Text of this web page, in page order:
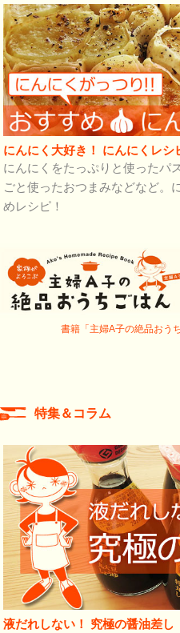
にんにく大好き！ にんにくレシ
にんにくをたっぷりと使ったパ
ごと使ったおつまみなどなど。
めレシピ！
書籍「主婦A子の絶品おう
特集＆コラム
液だれしない！ 究極の醤油差し